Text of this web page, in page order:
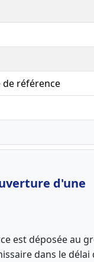
de référence
d'une
est déposée au
dans le délai